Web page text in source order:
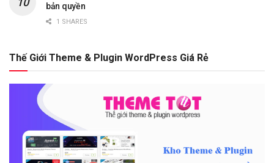
bản quyền
1 SHARES
Thế Giới Theme & Plugin WordPress Giá Rẻ